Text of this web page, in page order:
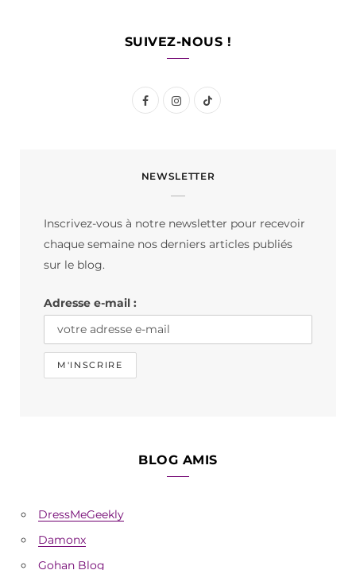
SUIVEZ-NOUS !
F
e
I
t
m
T
T
NEWSLETTER
Inscrivez-vous à notre newsletter pour recevoir
chaque semaine nos derniers articles publiés
sur le blog.
Adresse e-mail :
BLOG AMIS
DressMeGeekly
Damonx
Gohan Blog